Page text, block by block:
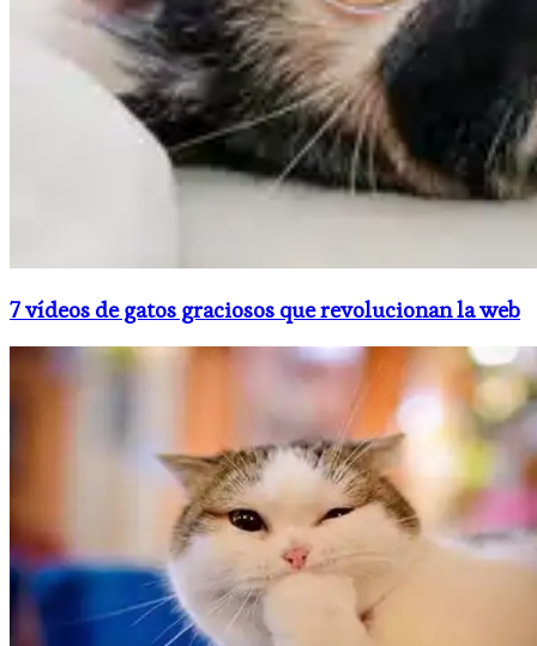
7 vídeos de gatos graciosos que revolucionan la web